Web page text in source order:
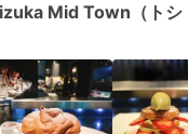
Mid Town（トシ